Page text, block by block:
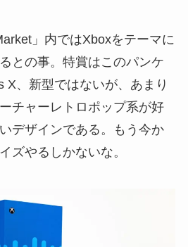
」内ではXboxをテーマに
との事。特賞はこのパンケ
X、新型ではないが、あまり
チャーレトロポップ系が好
デザインである。もう今か
ズやるしかないな。